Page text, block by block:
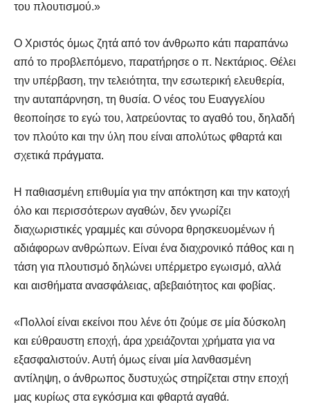
του πλουτισμού.»
Ο Χριστός όμως ζητά από τον άνθρωπο κάτι παραπάνω
από το προβλεπόμενο, παρατήρησε ο π. Νεκτάριος. Θέλει
την υπέρβαση, την τελειότητα, την εσωτερική ελευθερία,
την αυταπάρνηση, τη θυσία. Ο νέος του Ευαγγελίου
θεοποίησε το εγώ του, λατρεύοντας το αγαθό του, δηλαδή
τον πλούτο και την ύλη που είναι απολύτως φθαρτά και
σχετικά πράγματα.
Η παθιασμένη επιθυμία για την απόκτηση και την κατοχή
όλο και περισσότερων αγαθών, δεν γνωρίζει
διαχωριστικές γραμμές και σύνορα θρησκευομένων ή
αδιάφορων ανθρώπων. Είναι ένα διαχρονικό πάθος και η
τάση για πλουτισμό δηλώνει υπέρμετρο εγωισμό, αλλά
και αισθήματα ανασφάλειας, αβεβαιότητος και φοβίας.
«Πολλοί είναι εκείνοι που λένε ότι ζούμε σε μία δύσκολη
και εύθραυστη εποχή, άρα χρειάζονται χρήματα για να
εξασφαλιστούν. Αυτή όμως είναι μία λανθασμένη
αντίληψη, ο άνθρωπος δυστυχώς στηρίζεται στην εποχή
μας κυρίως στα εγκόσμια και φθαρτά αγαθά.